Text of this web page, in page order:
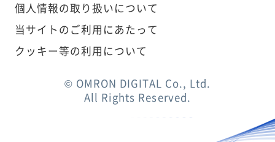
個人情報の取り扱いについて
当サイトのご利用にあたって
クッキー等の利用について
© OMRON DIGITAL Co., Ltd.
All Rights Reserved.